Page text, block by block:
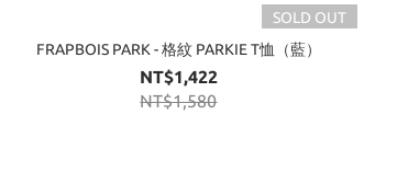
SOLD OUT
FRAPBOIS PARK - 格紋 PARKIE T恤（藍）
NT$1,422
NT$1,580